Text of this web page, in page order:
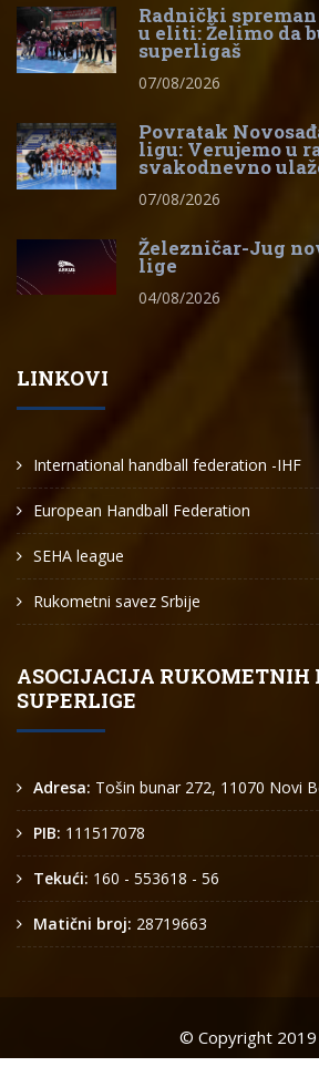
Radnički
u eliti: Želimo da
superligaš
07/08/2026
Povratak
ligu: Verujemo u
svakodnevno
07/08/2026
Železničar-Jug
lige
04/08/2026
LINKOVI
International handball federation -IHF
European Handball Federation
SEHA league
Rukometni savez Srbije
ASOCIJACIJA RUKOMETNIH
SUPERLIGE
Adresa: Tošin bunar 272, 11070 Novi
PIB: 111517078
Tekući: 160 - 553618 - 56
Matični broj: 28719663
© Copyright 2019
Arkus liga